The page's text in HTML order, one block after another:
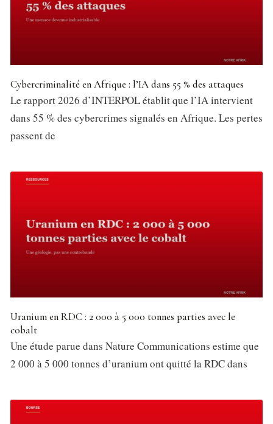
Cybercriminalité en Afrique : l’IA dans 55 % des attaques
Le rapport 2026 d’INTERPOL établit que l’IA intervient
dans 55 % des cybercrimes signalés en Afrique. Les pertes
passent de
Uranium en RDC : 2 000 à 5 000 tonnes parties avec le
cobalt
Une étude parue dans Nature Communications estime que
2 000 à 5 000 tonnes d’uranium ont quitté la RDC dans